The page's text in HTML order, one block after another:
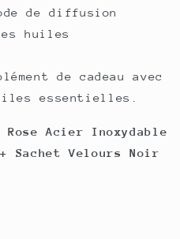
de diffusion
huiles
de cadeau avec
essentielles.
Acier Inoxydable
Sachet Velours Noir